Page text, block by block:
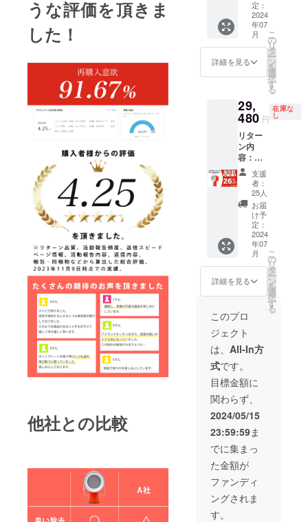
うな評価を頂きま
した！
他社との比較
らオン
ライン
ショッ
プなど
般販売
開始予
可能性
もござ
いま
す。 ※
品が発
生する
ます。
ご了承
頂いた
上でご
支援頂
けます
様お願
い致し
ます。
2024年
08月か
らオン
ライン
ショッ
プなど
般販売
開始予
す。
可能性
もござ
いま
す。 ※
類似商
品が発
ます。
ご了承
上でご
支援頂
けます
様お願
い致し
ます。
2024年
08月か
らオン
ライン
ショッ
プなど
般販売
開始予
す。
合など
により
出荷時
期が遅
れる場
合がご
ご支援
により
量産効
率が向
上した
場合、
正規販
売価格
が販売
予定価
格より
下がる
可能性
もござ
いま
す。 ※
類似商
可能性
ます。
ご了承
頂いた
上でご
支援頂
けます
様お願
い致し
2024年
08月か
らオン
ライン
ショッ
プなど
にて一
けま
す】×1
セット
・延長
の高
さ：
5cm ・
重量：
一般予
定販売
価額：
2,980円
※本リ
ターン
の価格
は税・
送料込
みの金
額とな
りま
す。 ※
ご注文
状況、
使用部
材の供
造工程
上の都
合など
により
出荷時
期が遅
れる場
合がご
ざいま
す。 ※
皆様の
ご支援
により
量産効
率が向
上した
場合、
正規販
定：
2024
年07
月
詳細を見る
こ
の
リ
タ
ー
ン
を
選
択
す
る
29,
480 円
在庫な
し
リター
ン内
容：
Airhood
コード
レス【3
色から
お選び
頂けま
す】×1
セット
・本体
サイズ
(H*W*D
)：
33.2*22
.0*14.0
cm ・重
量：
1.95kg
・カー
トンサ
イズ：
20.0*26
.0*37.0
cm 一般
予定販
売価
額：
39,980
円 ※本
リター
ンの価
格は
支援
者：
25人
お届
け予
定：
2024
年07
月
詳細を見る
こ
の
リ
タ
ー
ン
を
選
択
す
る
このプロ
ジェクト
は、 All-In方
式です。
目標金額に
関わらず、
2024/05/15
23:59:59ま
でに集まっ
た金額が
ファンディ
ングされま
す。